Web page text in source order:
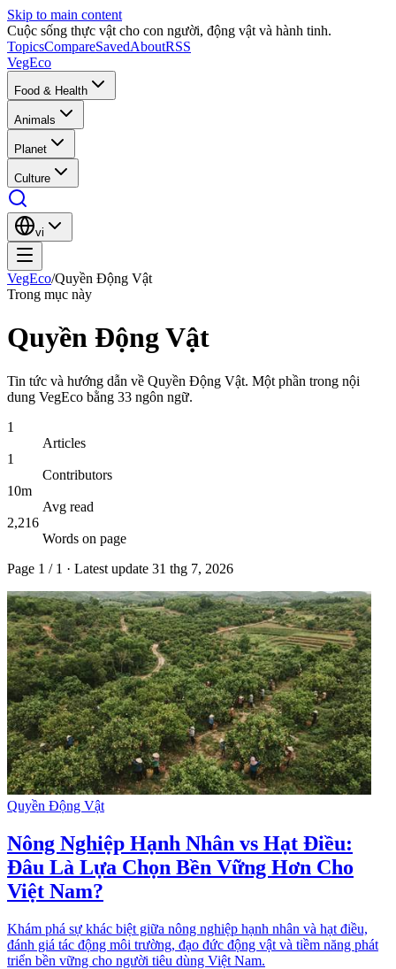
Skip to main content
Cuộc sống thực vật cho con người, động vật và hành tinh.
TopicsCompareSavedAboutRSS
VegEco
Food & Health
Animals
Planet
Culture
vi
VegEco/Quyền Động Vật
Trong mục này
Quyền Động Vật
Tin tức và hướng dẫn về Quyền Động Vật. Một phần trong nội
dung VegEco bằng 33 ngôn ngữ.
1
Articles
1
Contributors
10m
Avg read
2,216
Words on page
Page 1 / 1 · Latest update 31 thg 7, 2026
Quyền Động Vật
Nông Nghiệp Hạnh Nhân vs Hạt Điều:
Đâu Là Lựa Chọn Bền Vững Hơn Cho
Việt Nam?
Khám phá sự khác biệt giữa nông nghiệp hạnh nhân và hạt điều,
đánh giá tác động môi trường, đạo đức động vật và tiềm năng phát
triển bền vững cho người tiêu dùng Việt Nam.